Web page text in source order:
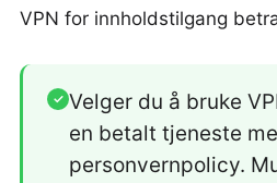
VPN for innholdstilgang
✓ Velger du å bruke
en betalt tjeneste
personvernpolicy.